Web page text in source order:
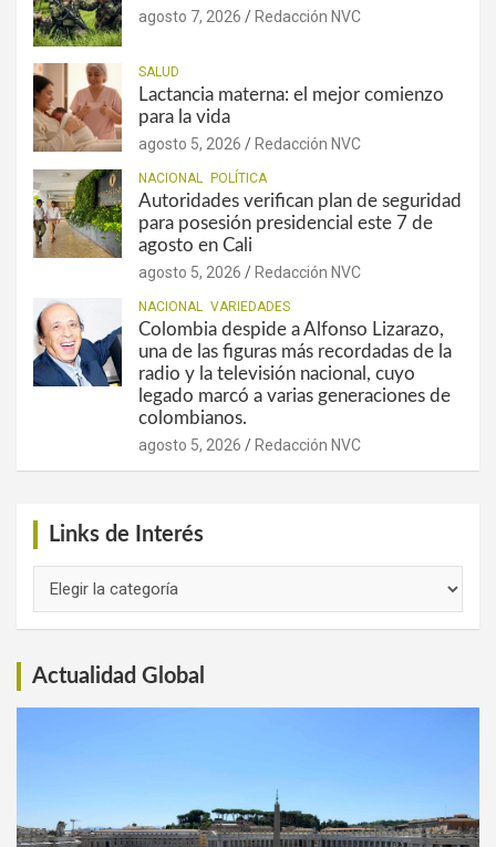
agosto 7, 2026 Redacción NVC
SALUD
Lactancia materna: el mejor comienzo
para la vida
agosto 5, 2026 Redacción NVC
NACIONAL POLÍTICA
Autoridades verifican plan de seguridad
para posesión presidencial este 7 de
agosto en Cali
agosto 5, 2026 Redacción NVC
NACIONAL VARIEDADES
Colombia despide a Alfonso Lizarazo,
una de las figuras más recordadas de la
radio y la televisión nacional, cuyo
legado marcó a varias generaciones de
colombianos.
agosto 5, 2026 Redacción NVC
Links de Interés
Actualidad Global